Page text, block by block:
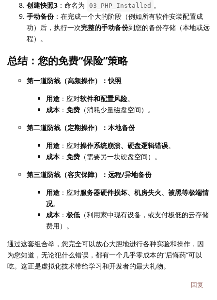
创建快照3 ：命名为 03_PHP_Installed 。
手动备份：在完成一个大的阶段（例如所有软件安装配置成
功）后，执行一次完整的手动备份到您的备份存储（本地或远
程）。
总结：您的免费“保险”策略
第一道防线（高频操作）：快照
用途 ：应对软件和配置风险。
成本： 免费 （消耗少量磁盘空间）。
第二道防线（定期操作）：本地备份
用途 ：应对操作系统崩溃、硬盘逻辑错误。
成本： 免费 （需要另一块硬盘空间）。
第三道防线（容灾保障）：远程/异地备份
用途 ：应对服务器硬件损坏、机房失火、被黑等极端情
况。
成本： 极低 （利用家中现有设备，或支付极低的云存储
费用）。
通过这套组合拳，您完全可以放心大胆地进行各种实验和操作，因
为您知道，无论犯什么错误，都有一个几乎零成本的“后悔药”可以
吃。这正是虚拟化技术带给学习和开发者的最大礼物。
回复